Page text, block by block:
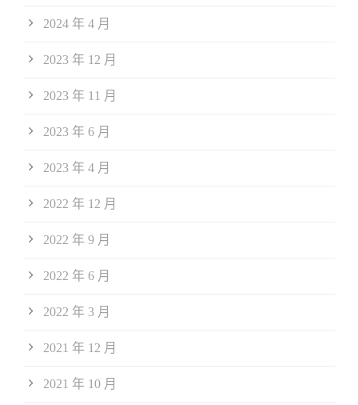
2024 年 4 月
2023 年 12 月
2023 年 11 月
2023 年 6 月
2023 年 4 月
2022 年 12 月
2022 年 9 月
2022 年 6 月
2022 年 3 月
2021 年 12 月
2021 年 10 月